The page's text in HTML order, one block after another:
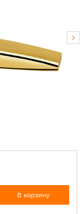
В корзину